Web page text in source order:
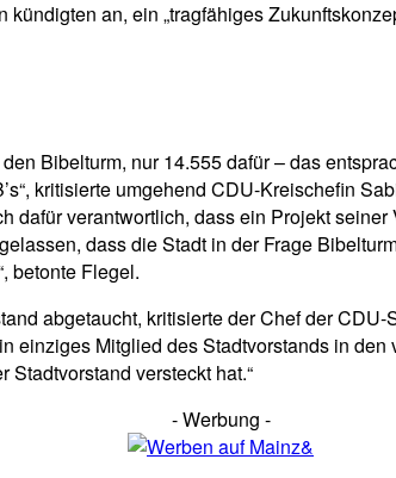
an, ein „tragfähiges
Bibelturm, nur 14.555 dafür – das
kritisierte umgehend CDU-Kreischefin
dafür verantwortlich, dass ein Projekt
dass die Stadt in der Frage
betonte Flegel.
abgetaucht, kritisierte der Chef der
Mitglied des Stadtvorstands in
Stadtvorstand versteckt hat.“
- Werbung -